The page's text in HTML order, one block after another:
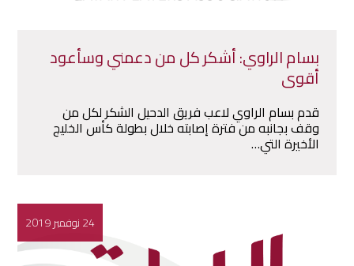
بسام الراوي: أشكر كل من دعمني وسأعود
أقوى
قدم بسام الراوي لاعب فريق الدحيل الشكر لكل من
وقف بجانبه من فترة إصابته خلال بطولة كأس الخليج
الأخيرة التي…
24 نوفمبر 2019